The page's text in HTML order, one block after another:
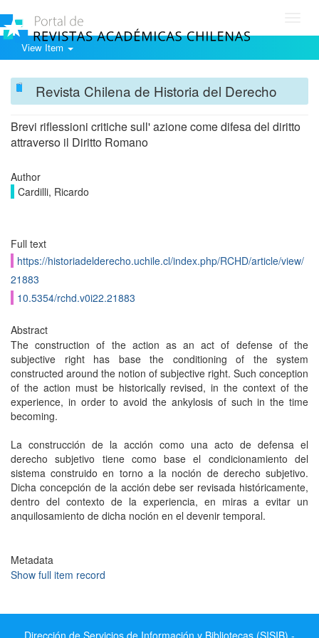
View Item
Revista Chilena de Historia del Derecho
Brevi riflessioni critiche sull' azione come difesa del diritto
attraverso il Diritto Romano
Author
Cardilli, Ricardo
Full text
https://historiadelderecho.uchile.cl/index.php/RCHD/article/view/
21883
10.5354/rchd.v0i22.21883
Abstract
The construction of the action as an act of defense of the
subjective right has base the conditioning of the system
constructed around the notion of subjective right. Such conception
of the action must be historically revised, in the context of the
experience, in order to avoid the ankylosis of such in the time
becoming.
La construcción de la acción como una acto de defensa el
derecho subjetivo tiene como base el condicionamiento del
sistema construido en torno a la noción de derecho subjetivo.
Dicha concepción de la acción debe ser revisada históricamente,
dentro del contexto de la experiencia, en miras a evitar un
anquilosamiento de dicha noción en el devenir temporal.
Metadata
Show full item record
Dirección de Servicios de Información y Bibliotecas (SISIB) -